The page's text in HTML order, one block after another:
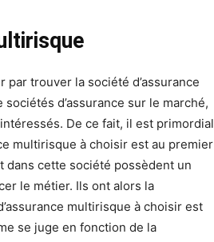
trouver la société d’assurance
d’assurance sur le marché,
De ce fait, il est primordial
multirisque à choisir est au premier
dans cette société possèdent un
le métier. Ils ont alors la
multirisque à choisir est
se juge en fonction de la